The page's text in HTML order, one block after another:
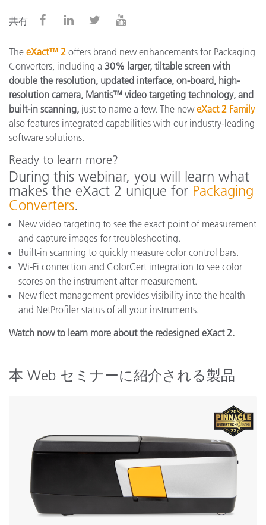
共有
The eXact™ 2 offers brand new enhancements for Packaging
Converters, including a 30% larger, tiltable screen with
double the resolution, updated interface, on-board, high-
resolution camera, Mantis™ video targeting technology, and
built-in scanning, just to name a few. The neweXact 2 Family
also features integrated capabilities with our industry-leading
software solutions.
Ready to learn more?
During this webinar, you will learn what
makes the eXact 2 unique for Packaging
Converters.
New video targeting to see the exact point of measurement
and capture images for troubleshooting.
Built-in scanning to quickly measure color control bars.
Wi-Fi connection and ColorCert integration to see color
scores on the instrument after measurement.
New fleet management provides visibility into the health
and NetProfiler status of all your instruments.
Watch now to learn more about the redesigned eXact 2.
本 Web セミナーに紹介される製品